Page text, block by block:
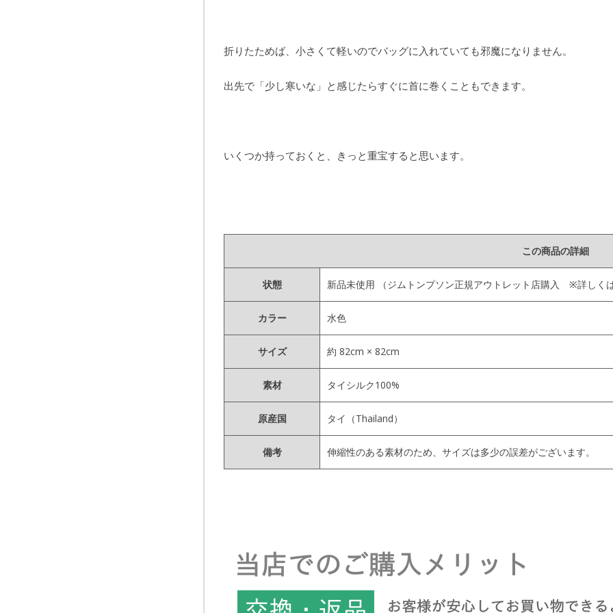
折りたためば、小さくて軽いのでバッグに入れていても邪魔になりません。
出先で「少し寒いな」と感じたらすぐに首に巻くこともできます。
いくつか持っておくと、きっと重宝すると思います。
この商品の詳細
状態 新品未使用 （ジムトンプソン正規アウトレット店購入 ※詳しく
カラー 水色
サイズ 約 82cm × 82cm
素材 タイシルク100%
原産国 タイ（Thailand）
備考 伸縮性のある素材のため、サイズは多少の誤差がございます。